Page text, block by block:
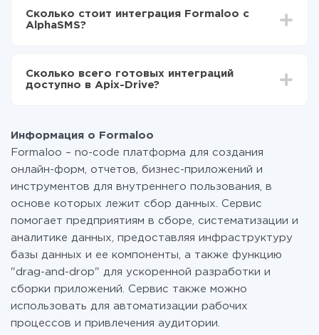
Теперь данные будут автоматически
передаваться из Formaloo в AlphaSMS
отличаться и составлять от 5-ти до 30-минут. В
среднем настройка занимает 10-15 минут.
Сколько стоит интеграция Formaloo с
AlphaSMS?
функционал. Вы оплачиваете только количество
данных, которые по факту передаются из одной
перейти на платный, при необходимости. Подробнее
отарифах.
Сколько всего готовых интеграций
доступно в Apix-Drive?
Информация о Formaloo
Formaloo – no-code платформа для создания
онлайн-форм, отчетов, бизнес-приложений и
инструментов для внутреннего пользования, в
основе которых лежит сбор данных. Сервис
помогает предприятиям в сборе, систематизации и
аналитике данных, предоставляя инфраструктуру
базы данных и ее компоненты, а также функцию
"drag-and-drop" для ускоренной разработки и
сборки приложений. Сервис также можно
использовать для автоматизации рабочих
процессов и привлечения аудитории.